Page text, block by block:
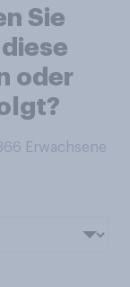
Sie
oder
Erwachsene